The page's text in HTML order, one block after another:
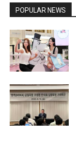
POPULAR NEWS